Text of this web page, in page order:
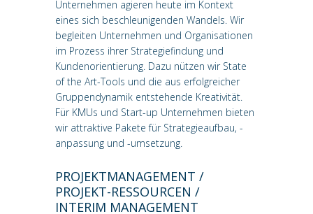
Unternehmen agieren heute im Kontext
eines sich beschleunigenden Wandels. Wir
begleiten Unternehmen und Organisationen
im Prozess ihrer Strategiefindung und
Kundenorientierung. Dazu nützen wir State
of the Art-Tools und die aus erfolgreicher
Gruppendynamik entstehende Kreativität.
Für KMUs und Start-up Unternehmen bieten
wir attraktive Pakete für Strategieaufbau, -
anpassung und -umsetzung.
PROJEKTMANAGEMENT /
PROJEKT-RESSOURCEN /
INTERIM MANAGEMENT